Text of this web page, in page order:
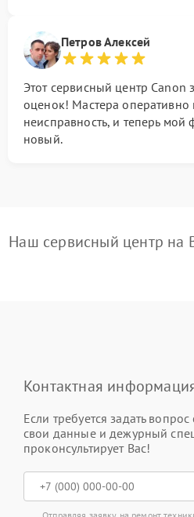
Петров Алексей
Этот сервисный центр Canon
оценок! Мастера оперативно
неисправность, и теперь мой
новый.
Наш сервисный центр на
Контактная
Если требуется задать вопрос
свои данные и дежурный
проконсультирует Вас!